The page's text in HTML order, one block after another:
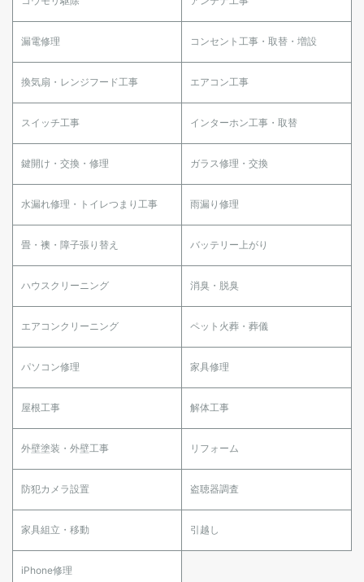
漏電修理 コンセント工事・取替・増設
換気扇・レンジフード工事 エアコン工事
スイッチ工事 インターホン工事・取替
鍵開け・交換・修理 ガラス修理・交換
水漏れ修理・トイレつまり工事 雨漏り修理
畳・襖・障子張り替え バッテリー上がり
ハウスクリーニング 消臭・脱臭
エアコンクリーニング ペット火葬・葬儀
パソコン修理 家具修理
屋根工事 解体工事
外壁塗装・外壁工事 リフォーム
防犯カメラ設置 盗聴器調査
家具組立・移動 引越し
iPhone修理